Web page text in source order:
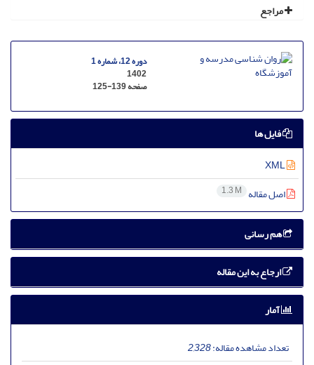
مراجع
دوره 12، شماره 1
1402
صفحه125-139
فایل ها
اصل مقاله 1.3 M
هم رسانی
ارجاع به این مقاله
آمار
تعداد مشاهده مقاله:2,328